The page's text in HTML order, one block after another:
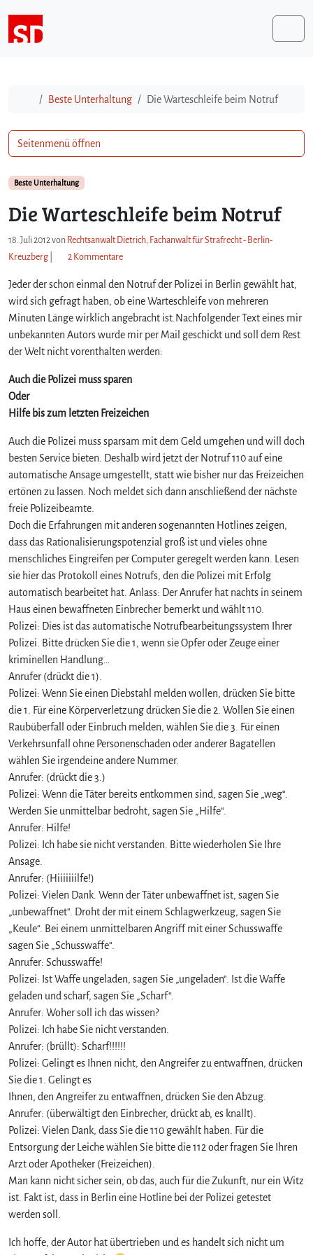
StartBeste Unterhaltung Die Warteschleife beim Notruf
Beste Unterhaltung
Die Warteschleife beim Notruf
18. Juli 2012von Rechtsanwalt Dietrich, Fachanwalt für Strafrecht - Berlin-
Kreuzberg
2 Kommentarez
D
i
r
c
l
e
i
f
i
m
N
o
t
r
u
Jeder der schon einmal den Notruf der Polizei in Berlin gewählt hat,
wird sich gefragt haben, ob eine Warteschleife von mehreren
Minuten Länge wirklich angebracht ist.Nachfolgender Text eines mir
unbekannten Autors wurde mir per Mail geschickt und soll dem Rest
der Welt nicht vorenthalten werden:
Auch die Polizei muss sparen
Oder
Hilfe bis zum letzten Freizeichen
Auch die Polizei muss sparsam mit dem Geld umgehen und will doch
besten Service bieten. Deshalb wird jetzt der Notruf 110 auf eine
automatische Ansage umgestellt, statt wie bisher nur das Freizeichen
ertönen zu lassen. Noch meldet sich dann anschließend der nächste
freie Polizeibeamte.
Doch die Erfahrungen mit anderen sogenannten Hotlines zeigen,
dass das Rationalisierungspotenzial groß ist und vieles ohne
menschliches Eingreifen per Computer geregelt werden kann. Lesen
sie hier das Protokoll eines Notrufs, den die Polizei mit Erfolg
automatisch bearbeitet hat. Anlass: Der Anrufer hat nachts in seinem
Haus einen bewaffneten Einbrecher bemerkt und wählt 110.
Polizei: Dies ist das automatische Notrufbearbeitungssystem Ihrer
Polizei. Bitte drücken Sie die 1, wenn sie Opfer oder Zeuge einer
kriminellen Handlung…
Anrufer (drückt die 1).
Polizei: Wenn Sie einen Diebstahl melden wollen, drücken Sie bitte
die 1. Für eine Körperverletzung drücken Sie die 2. Wollen Sie einen
Raubüberfall oder Einbruch melden, wählen Sie die 3. Für einen
Verkehrsunfall ohne Personenschaden oder anderer Bagatellen
wählen Sie irgendeine andere Nummer.
Anrufer: (drückt die 3.)
Polizei: Wenn die Täter bereits entkommen sind, sagen Sie „weg“.
Werden Sie unmittelbar bedroht, sagen Sie „Hilfe“.
Anrufer: Hilfe!
Polizei: Ich habe sie nicht verstanden. Bitte wiederholen Sie Ihre
Ansage.
Anrufer: (Hiiiiiiilfe!)
Polizei: Vielen Dank. Wenn der Täter unbewaffnet ist, sagen Sie
„unbewaffnet“. Droht der mit einem Schlagwerkzeug, sagen Sie
„Keule“. Bei einem unmittelbaren Angriff mit einer Schusswaffe
sagen Sie „Schusswaffe“.
Anrufer: Schusswaffe!
Polizei: Ist Waffe ungeladen, sagen Sie „ungeladen“. Ist die Waffe
geladen und scharf, sagen Sie „Scharf“.
Anrufer: Woher soll ich das wissen?
Polizei: Ich habe Sie nicht verstanden.
Anrufer: (brüllt): Scharf!!!!!!
Polizei: Gelingt es Ihnen nicht, den Angreifer zu entwaffnen, drücken
Sie die 1. Gelingt es
Ihnen, den Angreifer zu entwaffnen, drücken Sie den Abzug.
Anrufer: (überwältigt den Einbrecher, drückt ab, es knallt).
Polizei: Vielen Dank, dass Sie die 110 gewählt haben. Für die
Entsorgung der Leiche wählen Sie bitte die 112 oder fragen Sie Ihren
Arzt oder Apotheker (Freizeichen).
Man kann nicht sicher sein, ob das, auch für die Zukunft, nur ein Witz
ist. Fakt ist, dass in Berlin eine Hotline bei der Polizei getestet
werden soll.
Ich hoffe, der Autor hat übertrieben und es handelt sich nicht um
Seitenmenü öffnen